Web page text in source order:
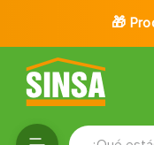
🎁
¿Qué estás